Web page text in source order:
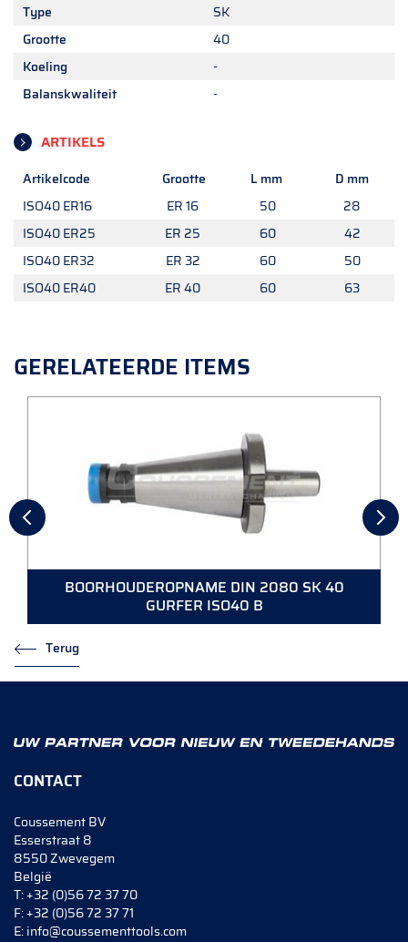
Type
SK
Grootte
40
Koeling
-
Balanskwaliteit
-
ARTIKELS
Artikelcode Grootte L mm
D mm
ISO40 ER16
ER 16 50
28
ISO40 ER25
ER 25 60
42
ISO40 ER32
ER 32 60
50
ISO40 ER40
ER 40 60 63
GERELATEERDE ITEMS
BOORHOUDEROPNAME DIN 2080 SK 40
GURFER ISO40 B
Terug
CONTACT
Coussement BV
Esserstraat 8
8550 Zwevegem
België
T:+32 (0)56 72 37 70
F:+32 (0)56 72 37 71
E:info@coussementtools.com